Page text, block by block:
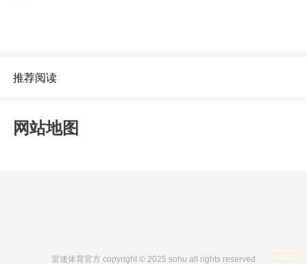
推荐阅读
网站地图
雷速体育官方 copyright © 2025 sohu all rights reserved